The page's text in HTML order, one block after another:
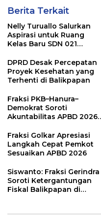
Berita Terkait
Nelly Turuallo Salurkan
Aspirasi untuk Ruang
Kelas Baru SDN 021
DPRD Desak Percepatan
Proyek Kesehatan yang
Terhenti di Balikpapan
Fraksi PKB–Hanura–
Demokrat Soroti
Akuntabilitas APBD 2026
Pengawasan Belanja
Modal
Fraksi Golkar Apresiasi
Langkah Cepat Pemkot
Sesuaikan APBD 2026
Siswanto: Fraksi Gerindra
Soroti Ketergantungan
Fiskal Balikpapan di